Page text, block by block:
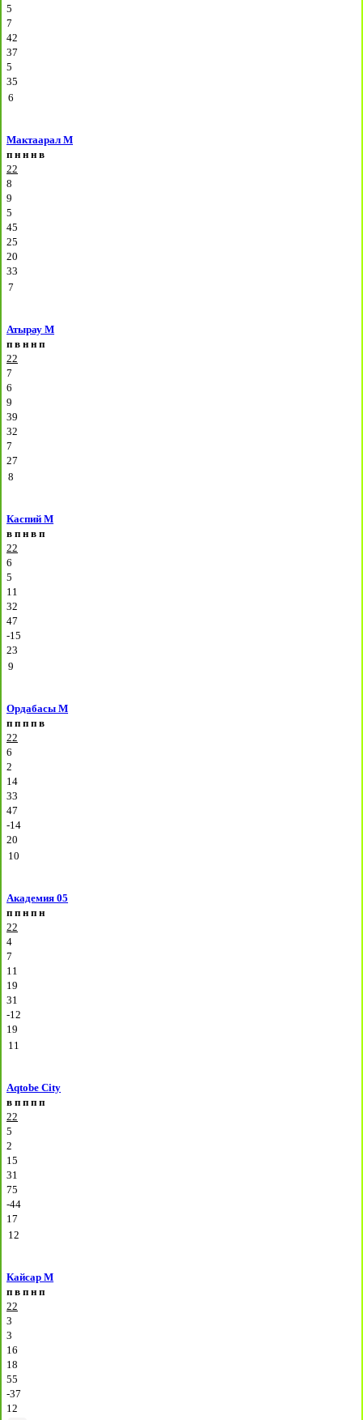
5
7
42
37
5
35
6
Мактаарал М
п н н н в
22
8
9
5
45
25
20
33
7
Атырау М
п в н н п
22
7
6
9
39
32
7
27
8
Каспий М
в п н в п
22
6
5
11
32
47
-15
23
9
Ордабасы М
п п п п в
22
6
2
14
33
47
-14
20
10
Академия 05
п п н п н
22
4
7
11
19
31
-12
19
11
Aqtobe City
в п п п п
22
5
2
15
31
75
-44
17
12
Кайсар М
п в п н п
22
3
3
16
18
55
-37
12